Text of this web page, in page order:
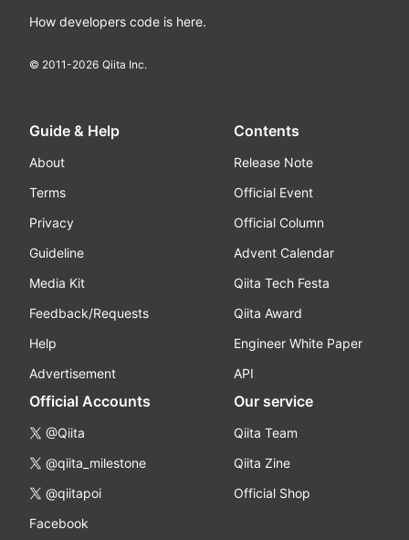
How developers code is here.
© 2011-2026 Qiita Inc.
Guide & Help
About
Terms
Privacy
Guideline
Media Kit
Feedback/Requests
Help
Advertisement
Contents
Release Note
Official Event
Official Column
Advent Calendar
Qiita Tech Festa
Qiita Award
Engineer White Paper
API
Official Accounts
@Qiita
@qiita_milestone
@qiitapoi
Facebook
Our service
Qiita Team
Qiita Zine
Official Shop